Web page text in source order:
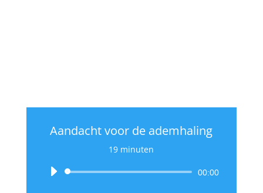
Aandacht voor de ademhaling
19 minuten
Audiospeler 00:00